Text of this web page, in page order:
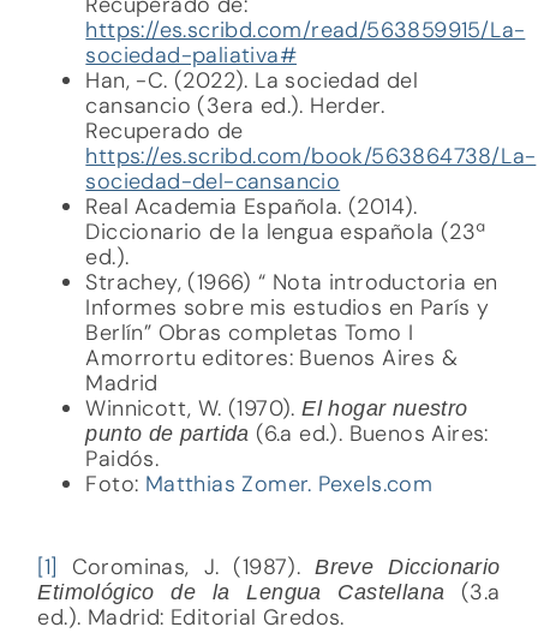
https://es.scribd.com/read/563859915/La-
sociedad-paliativa#
Han, -C. (2022). La sociedad del
cansancio (3era ed.). Herder.
Recuperado de
https://es.scribd.com/book/563864738/La-
sociedad-del-cansancio
Real Academia Española. (2014).
Diccionario de la lengua española (23ª
ed.).
Strachey, (1966) “ Nota introductoria en
Informes sobre mis estudios en París y
Berlín” Obras completas Tomo I
Amorrortu editores: Buenos Aires &
Madrid
Winnicott, W. (1970).El hogar nuestro
punto de partida (6.a ed.). Buenos Aires:
Paidós.
Foto: Matthias Zomer. Pexels.com
[1] Corominas, J. (1987).Breve Diccionario
Etimológico de la Lengua Castellana (3.a
ed.). Madrid: Editorial Gredos.